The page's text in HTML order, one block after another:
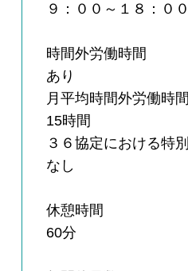
９：００～１８：００
時間外労働時間
あり
月平均時間外労働時間
15時間
３６協定における特
なし
休憩時間
60分